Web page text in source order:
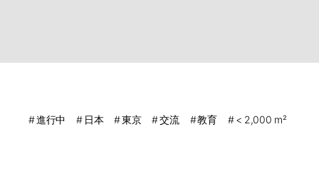
進行中 日本 東京 交流 教育 < 2,000 m²